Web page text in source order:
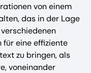
von einem
das in der Lage
für eine effiziente
zu bringen, als
voneinander